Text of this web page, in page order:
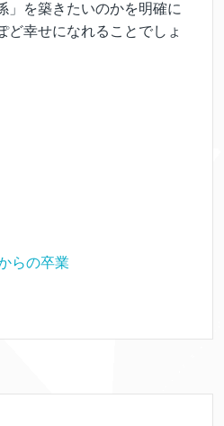
」を築きたいのかを明確に
ど幸せになれることでしょ
らの卒業